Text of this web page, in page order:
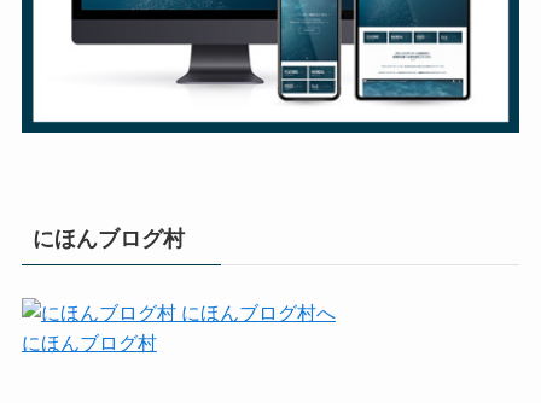
にほんブログ村
にほんブログ村